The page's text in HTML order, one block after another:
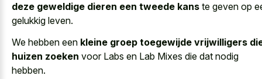
deze geweldige dieren een tweede kans te geven op
gelukkig leven.
We hebben een kleine groep toegewijde vrijwilligers
huizen zoeken voor Labs en Lab Mixes die dat nodig
hebben.